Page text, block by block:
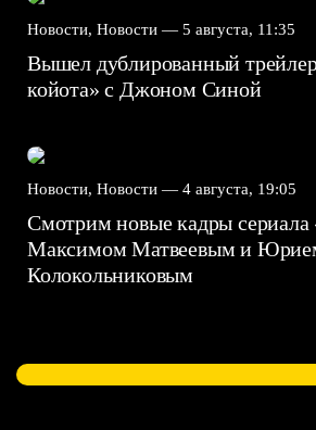
Новости, Новости — 5 августа, 11:35
Вышел дублированный
койота» с Джоном Синой
Новости, Новости — 4 августа, 19:05
Смотрим новые кадры сериала
Максимом Матвеевым и
Колокольниковым